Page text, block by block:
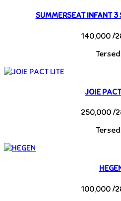
SUMMERSEAT INFANT 3
140,000 /
JOIE
250,000 /
100,000 /